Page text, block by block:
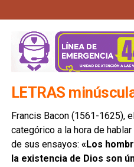
LETRAS
Francis Bacon (1561-1625),
categórico a la hora de
de sus ensayos: «Los
la existencia de Dios son